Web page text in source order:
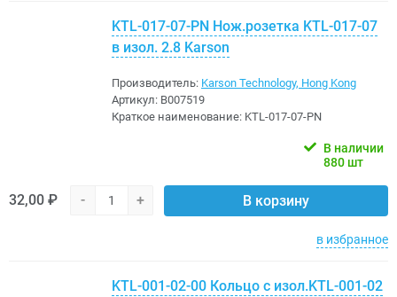
KTL-017-07-PN Нож.розетка KTL-017-07
в изол. 2.8 Karson
Производитель: Karson Technology, Hong Kong
Артикул: B007519
Краткое наименование: KTL-017-07-PN
В наличии
880 шт
32,00 ₽ - + В корзину
в избранное
KTL-001-02-00 Кольцо с изол.KTL-001-02